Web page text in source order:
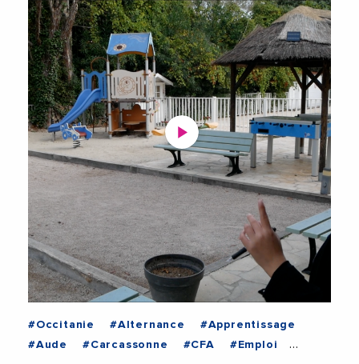
#Occitanie #Alternance
#Apprentissage
#Aude
#Carcassonne #CFA
#Emploi